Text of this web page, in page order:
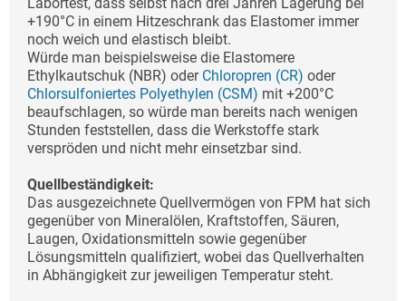
+190°C in einem Hitzeschrank das Elastomer immer
noch weich und elastisch bleibt.
Würde man beispielsweise die Elastomere
Ethylkautschuk (NBR) oder Chloropren (CR) oder
Chlorsulfoniertes Polyethylen (CSM) mit +200°C
beaufschlagen, so würde man bereits nach wenigen
Stunden feststellen, dass die Werkstoffe stark
verspröden und nicht mehr einsetzbar sind.
Quellbeständigkeit:
Das ausgezeichnete Quellvermögen von FPM hat sich
gegenüber von Mineralölen, Kraftstoffen, Säuren,
Laugen, Oxidationsmitteln sowie gegenüber
Lösungsmitteln qualifiziert, wobei das Quellverhalten
in Abhängigkeit zur jeweiligen Temperatur steht.